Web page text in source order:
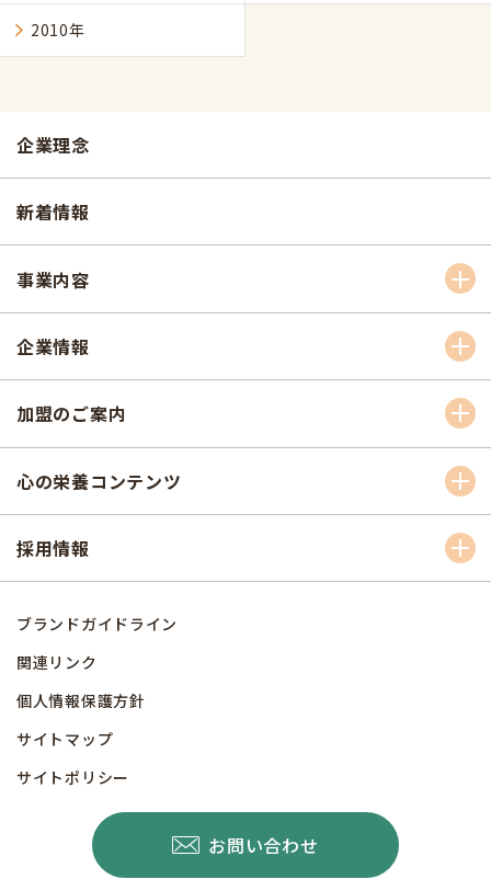
2010年
企業理念
新着情報
事業内容
企業情報
加盟のご案内
心の栄養コンテンツ
採用情報
ブランドガイドライン
関連リンク
個人情報保護方針
サイトマップ
サイトポリシー
お問い合わせ